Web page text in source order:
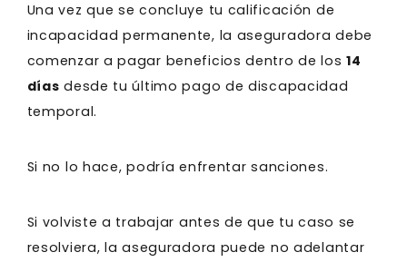
Una vez que se concluye tu calificación de
incapacidad permanente, la aseguradora debe
comenzar a pagar beneficios dentro de los14
días desde tu último pago de discapacidad
temporal.
Si no lo hace, podría enfrentar sanciones.
Si volviste a trabajar antes de que tu caso se
resolviera, la aseguradora puede no adelantar